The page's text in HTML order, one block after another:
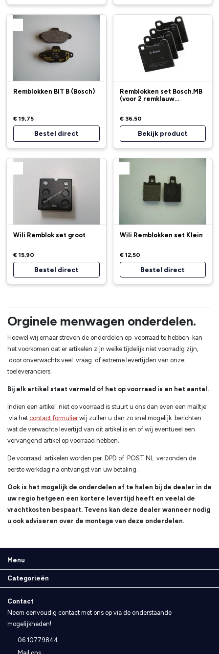
Remblokken BIT B (Bosch)
€ 19,75
Bestel direct
Remblokken set Bosch.MB
(voor 2 remklauw...
€ 36,50
Bekijk product
Wili Remblok set groot
€ 15,90
Bestel direct
Wili Remblokken set Klein
€ 12,50
Bestel direct
Orginele menwagen onderdelen.
Hoewel wij ernaar streven de onderdelen op voorraad te hebben kan
het voorkomen dat er artikelen zijn welke tijdelijk niet voorradig zijn,
door onverwachts veel vraag of extreme levertijden van onze
toeleveranciers.
Bij elk artikel staat vermeld of het op voorraad is en het aantal.
Indien een artikel niet op voorraad is stuurt u ons dan even een mailtje
via het contact formulierwij zullen u dan zo snel mogelijk berichten
wat de verwachte levertijd van dit artikel is en of wij eventueel een
vervangend artikel op voorraad hebben.
De voorraad artikelen worden per DPD of POST NL verzonden de
eerste werkdag na ontvangst van uw betaling.
Ook is het mogelijk de onderdelen af te halen bij de dealer in de
uw regio hetgeen een kortere levertijd heeft en veelal de
vrachtkosten bespaart. Tevens kan deze dealer wanneer nodig
u ook adviseren over de montage van deze onderdelen.
Menu
Categorieën
Contact
Neem eenvoudig contact met ons op via de onderstaande
mogelijkheden!
06 10779844